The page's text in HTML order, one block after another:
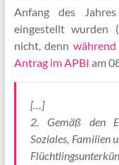
Anfang des
eingestellt wurden
nicht, denn
Antrag im APBI am
[…]
2. Gemäß den
Soziales, Familien